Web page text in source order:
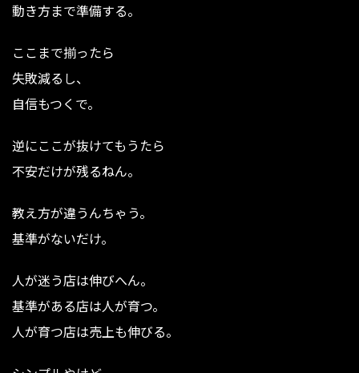
動き方まで準備する。
ここまで揃ったら
失敗減るし、
自信もつくで。
逆にここが抜けてもうたら
不安だけが残るねん。
教え方が違うんちゃう。
基準がないだけ。
人が迷う店は伸びへん。
基準がある店は人が育つ。
人が育つ店は売上も伸びる。